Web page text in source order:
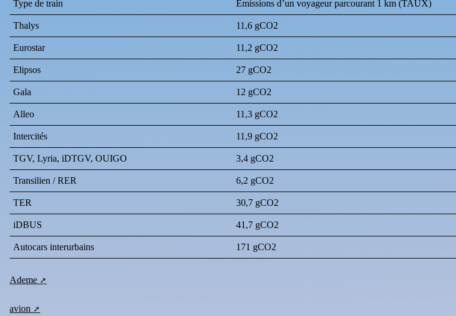
Type de train Émissions d’un voyageur parcourant 1 km (TAUX)
Thalys 11,6 gCO2
Eurostar 11,2 gCO2
Elipsos 27 gCO2
Gala 12 gCO2
Alleo 11,3 gCO2
Intercités 11,9 gCO2
TGV, Lyria, iDTGV, OUIGO 3,4 gCO2
Transilien / RER 6,2 gCO2
TER 30,7 gCO2
iDBUS 41,7 gCO2
Autocars interurbains 171 gCO2
Ademe
avion